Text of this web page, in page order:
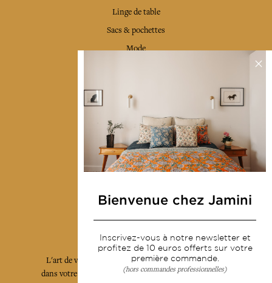
Linge de table
Sacs & pochettes
Mode
Livraison & retour
CGV
Devenir revendeur
Notre communauté
L'art de vivre JAMINI raconté avec poésie et élégance
dans votre boîte mail. Inscrivez vous à notre newsletter
Bienvenue chez Jamini
Inscrivez-vous à notre newsletter et
profitez de 10 euros offerts sur votre
première commande.
(hors commandes professionnelles)